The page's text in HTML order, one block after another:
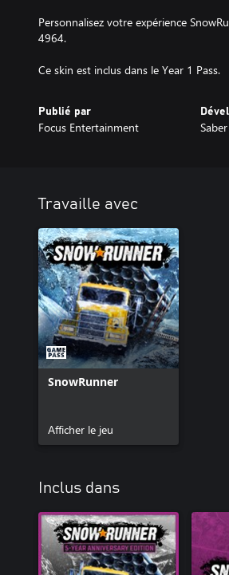
Personnalisez votre expérience
4964.
Ce skin est inclus dans le Year 1 Pass.
Publié par
Focus Entertainment
Travaille avec
SnowRunner
Afficher le jeu
Inclus dans